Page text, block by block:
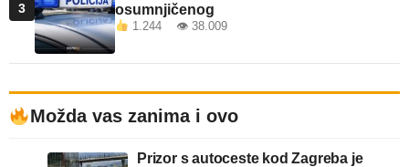
3
osumnjičenog
1.244 👁 38.009
Možda vas zanima i ovo
Prizor s autoceste kod Zagreba je